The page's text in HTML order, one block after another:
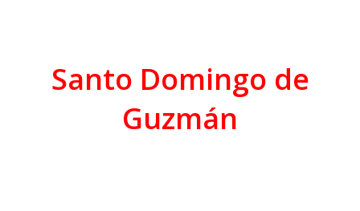
Santo Domingo de
Guzmán